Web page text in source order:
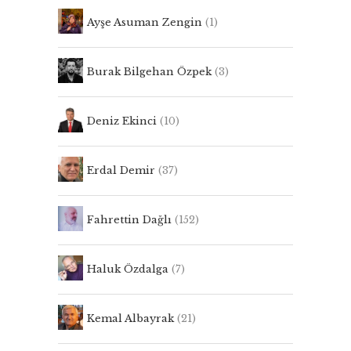
Ayşe Asuman Zengin (1)
Burak Bilgehan Özpek(3)
Deniz Ekinci (10)
Erdal Demir (37)
Fahrettin Dağlı (152)
Haluk Özdalga (7)
Kemal Albayrak(21)